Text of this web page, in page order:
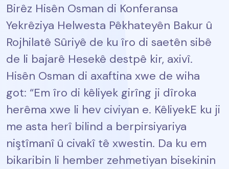
Birêz Hisên Osman di Konferansa
Yekrêziya Helwesta Pêkhateyên Bakur û
Rojhilatê Sûriyê de ku îro di saetên sibê
de li bajarê Hesekê destpê kir, axivî.
Hisên Osman di axaftina xwe de wiha
got: “Em îro di kêliyek girîng ji dîroka
herêma xwe li hev civiyan e. KêliyekE ku ji
me asta herî bilind a berpirsiyariya
niştîmanî û civakî tê xwestin. Da ku em
bikaribin li hember zehmetiyan bisekinin